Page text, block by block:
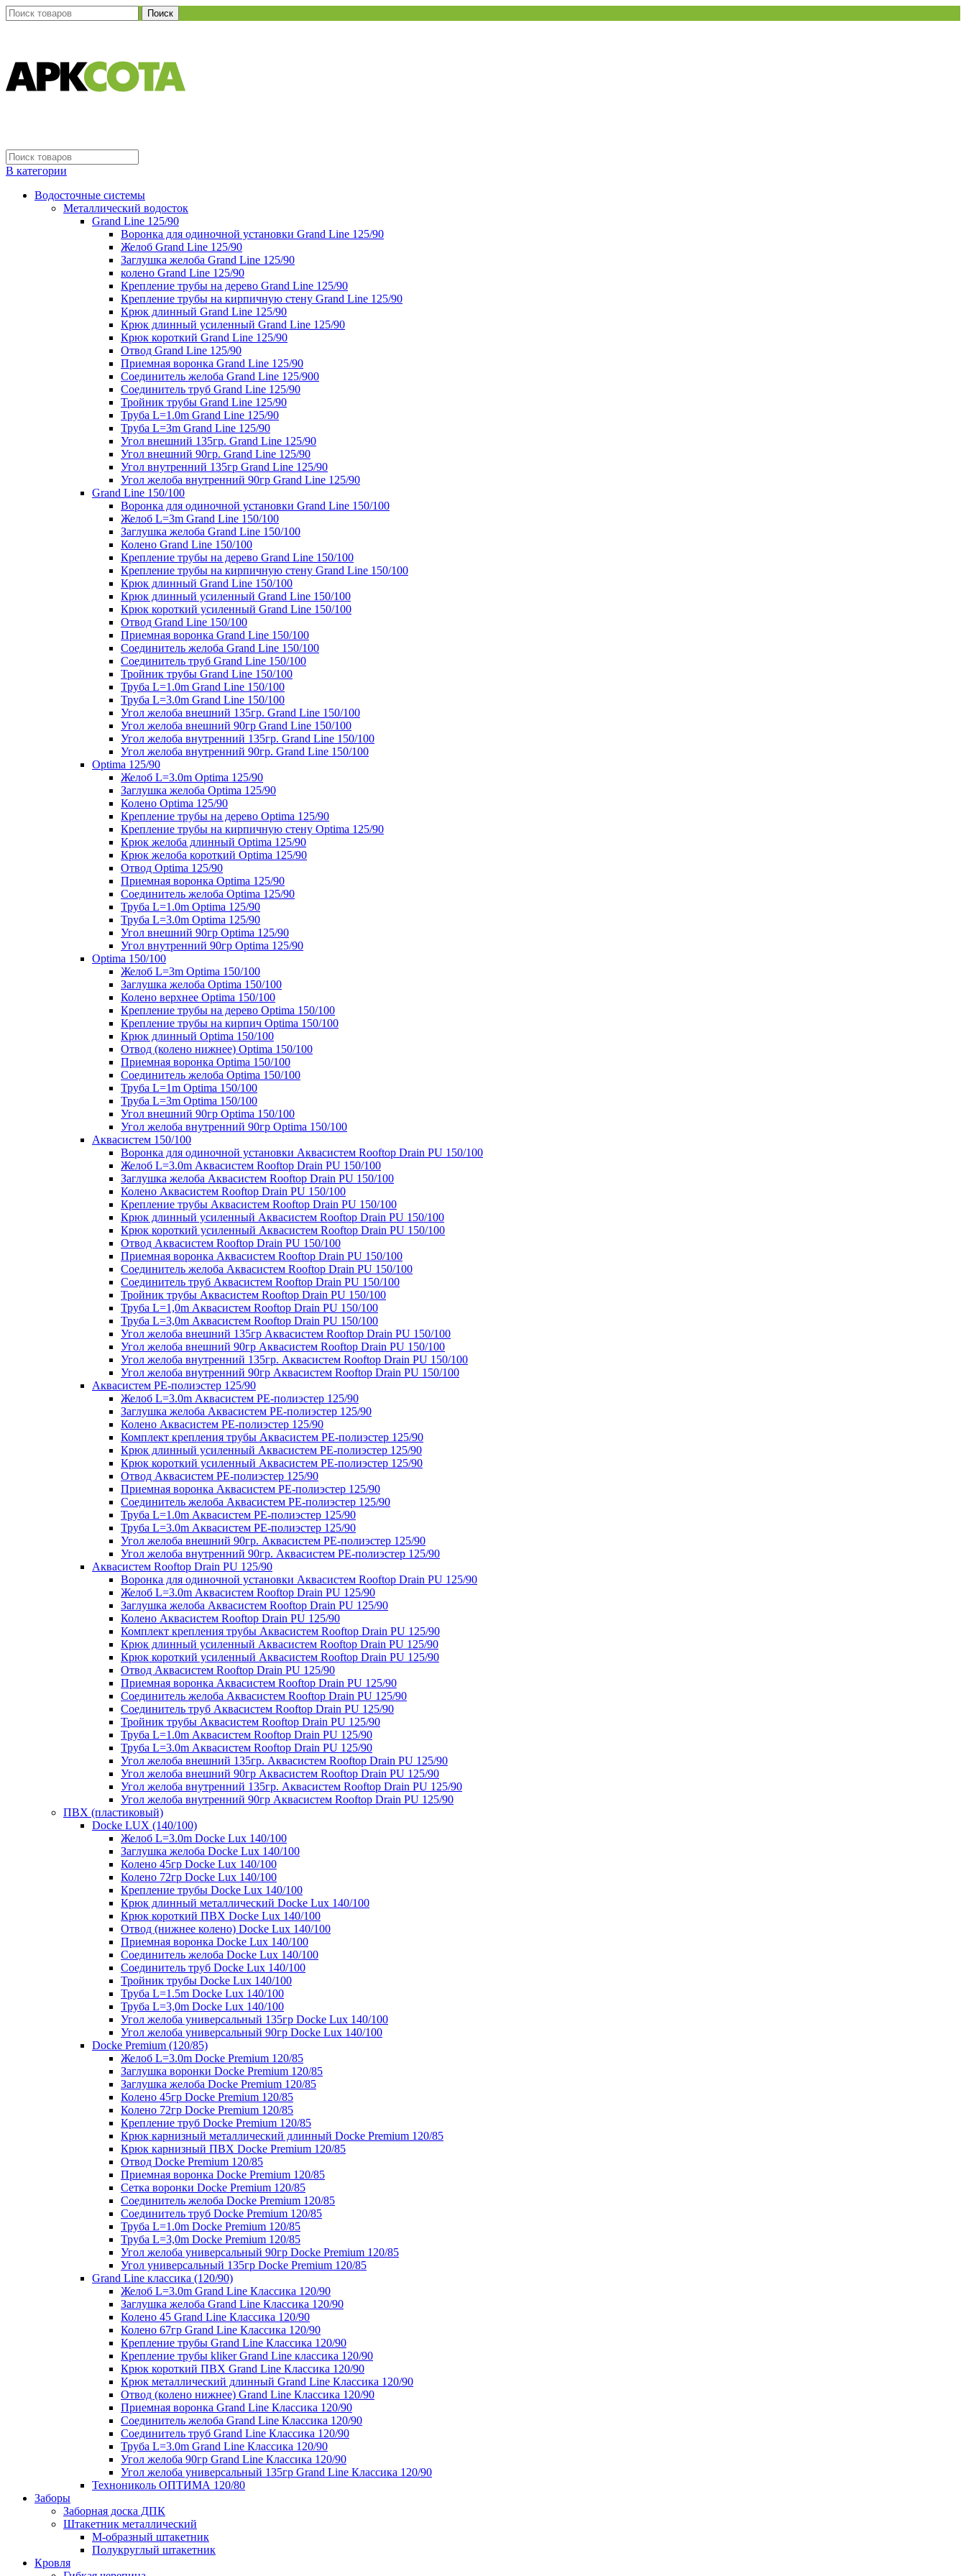
Поиск
В категории
Водосточные системы
Металлический водосток
Grand Line 125/90
Воронка для одиночной установки Grand Line 125/90
Желоб Grand Line 125/90
Заглушка желоба Grand Line 125/90
колено Grand Line 125/90
Крепление трубы на дерево Grand Line 125/90
Крепление трубы на кирпичную стену Grand Line 125/90
Крюк длинный Grand Line 125/90
Крюк длинный усиленный Grand Line 125/90
Крюк короткий Grand Line 125/90
Отвод Grand Line 125/90
Приемная воронка Grand Line 125/90
Соединитель желоба Grand Line 125/900
Соединитель труб Grand Line 125/90
Тройник трубы Grand Line 125/90
Труба L=1.0m Grand Line 125/90
Труба L=3m Grand Line 125/90
Угол внешний 135гр. Grand Line 125/90
Угол внешний 90гр. Grand Line 125/90
Угол внутренний 135гр Grand Line 125/90
Угол желоба внутренний 90гр Grand Line 125/90
Grand Line 150/100
Воронка для одиночной установки Grand Line 150/100
Желоб L=3m Grand Line 150/100
Заглушка желоба Grand Line 150/100
Колено Grand Line 150/100
Крепление трубы на дерево Grand Line 150/100
Крепление трубы на кирпичную стену Grand Line 150/100
Крюк длинный Grand Line 150/100
Крюк длинный усиленный Grand Line 150/100
Крюк короткий усиленный Grand Line 150/100
Отвод Grand Line 150/100
Приемная воронка Grand Line 150/100
Соединитель желоба Grand Line 150/100
Соединитель труб Grand Line 150/100
Тройник трубы Grand Line 150/100
Труба L=1.0m Grand Line 150/100
Труба L=3.0m Grand Line 150/100
Угол желоба внешний 135гр. Grand Line 150/100
Угол желоба внешний 90гр Grand Line 150/100
Угол желоба внутренний 135гр. Grand Line 150/100
Угол желоба внутренний 90гр. Grand Line 150/100
Optima 125/90
Желоб L=3.0m Optima 125/90
Заглушка желоба Optima 125/90
Колено Optima 125/90
Крепление трубы на дерево Optima 125/90
Крепление трубы на кирпичную стену Optima 125/90
Крюк желоба длинный Optima 125/90
Крюк желоба короткий Optima 125/90
Отвод Optima 125/90
Приемная воронка Optima 125/90
Соединитель желоба Optima 125/90
Труба L=1.0m Optima 125/90
Труба L=3.0m Optima 125/90
Угол внешний 90гр Optima 125/90
Угол внутренний 90гр Optima 125/90
Optima 150/100
Желоб L=3m Optima 150/100
Заглушка желоба Optima 150/100
Колено верхнее Optima 150/100
Крепление трубы на дерево Optima 150/100
Крепление трубы на кирпич Optima 150/100
Крюк длинный Optima 150/100
Отвод (колено нижнее) Optima 150/100
Приемная воронка Optima 150/100
Соединитель желоба Optima 150/100
Труба L=1m Optima 150/100
Труба L=3m Optima 150/100
Угол внешний 90гр Optima 150/100
Угол желоба внутренний 90гр Optima 150/100
Аквасистем 150/100
Воронка для одиночной установки Аквасистем Rooftop Drain PU 150/100
Желоб L=3.0m Аквасистем Rooftop Drain PU 150/100
Заглушка желоба Аквасистем Rooftop Drain PU 150/100
Колено Аквасистем Rooftop Drain PU 150/100
Крепление трубы Аквасистем Rooftop Drain PU 150/100
Крюк длинный усиленный Аквасистем Rooftop Drain PU 150/100
Крюк короткий усиленный Аквасистем Rooftop Drain PU 150/100
Отвод Аквасистем Rooftop Drain PU 150/100
Приемная воронка Аквасистем Rooftop Drain PU 150/100
Соединитель желоба Аквасистем Rooftop Drain PU 150/100
Соединитель труб Аквасистем Rooftop Drain PU 150/100
Тройник трубы Аквасистем Rooftop Drain PU 150/100
Труба L=1,0m Аквасистем Rooftop Drain PU 150/100
Труба L=3,0m Аквасистем Rooftop Drain PU 150/100
Угол желоба внешний 135гр Аквасистем Rooftop Drain PU 150/100
Угол желоба внешний 90гр Аквасистем Rooftop Drain PU 150/100
Угол желоба внутренний 135гр. Аквасистем Rooftop Drain PU 150/100
Угол желоба внутренний 90гр Аквасистем Rooftop Drain PU 150/100
Аквасистем PE-полиэстер 125/90
Желоб L=3.0m Аквасистем PE-полиэстер 125/90
Заглушка желоба Аквасистем PE-полиэстер 125/90
Колено Аквасистем PE-полиэстер 125/90
Комплект крепления трубы Аквасистем PE-полиэстер 125/90
Крюк длинный усиленный Аквасистем PE-полиэстер 125/90
Крюк короткий усиленный Аквасистем PE-полиэстер 125/90
Отвод Аквасистем РЕ-полиэстер 125/90
Приемная воронка Аквасистем PE-полиэстер 125/90
Соединитель желоба Аквасистем PE-полиэстер 125/90
Труба L=1.0m Аквасистем PE-полиэстер 125/90
Труба L=3.0m Аквасистем PE-полиэстер 125/90
Угол желоба внешний 90гр. Аквасистем PE-полиэстер 125/90
Угол желоба внутренний 90гр. Аквасистем PE-полиэстер 125/90
Аквасистем Rooftop Drain PU 125/90
Воронка для одиночной установки Аквасистем Rooftop Drain PU 125/90
Желоб L=3.0m Аквасистем Rooftop Drain PU 125/90
Заглушка желоба Аквасистем Rooftop Drain PU 125/90
Колено Аквасистем Rooftop Drain PU 125/90
Комплект крепления трубы Аквасистем Rooftop Drain PU 125/90
Крюк длинный усиленный Аквасистем Rooftop Drain PU 125/90
Крюк короткий усиленный Аквасистем Rooftop Drain PU 125/90
Отвод Аквасистем Rooftop Drain PU 125/90
Приемная воронка Аквасистем Rooftop Drain PU 125/90
Соединитель желоба Аквасистем Rooftop Drain PU 125/90
Соединитель труб Аквасистем Rooftop Drain PU 125/90
Тройник трубы Аквасистем Rooftop Drain PU 125/90
Труба L=1.0m Аквасистем Rooftop Drain PU 125/90
Труба L=3.0m Аквасистем Rooftop Drain PU 125/90
Угол желоба внешний 135гр. Аквасистем Rooftop Drain PU 125/90
Угол желоба внешний 90гр Аквасистем Rooftop Drain PU 125/90
Угол желоба внутренний 135гр. Аквасистем Rooftop Drain PU 125/90
Угол желоба внутренний 90гр Аквасистем Rooftop Drain PU 125/90
ПВХ (пластиковый)
Docke LUX (140/100)
Желоб L=3.0m Docke Lux 140/100
Заглушка желоба Docke Lux 140/100
Колено 45гр Docke Lux 140/100
Колено 72гр Docke Lux 140/100
Крепление трубы Docke Lux 140/100
Крюк длинный металлический Docke Lux 140/100
Крюк короткий ПВХ Docke Lux 140/100
Отвод (нижнее колено) Docke Lux 140/100
Приемная воронка Docke Lux 140/100
Соединитель желоба Docke Lux 140/100
Соединитель труб Docke Lux 140/100
Тройник трубы Docke Lux 140/100
Труба L=1.5m Docke Lux 140/100
Труба L=3,0m Docke Lux 140/100
Угол желоба универсальный 135гр Docke Lux 140/100
Угол желоба универсальный 90гр Docke Lux 140/100
Docke Premium (120/85)
Желоб L=3.0m Docke Premium 120/85
Заглушка воронки Docke Premium 120/85
Заглушка желоба Docke Premium 120/85
Колено 45гр Docke Premium 120/85
Колено 72гр Docke Premium 120/85
Крепление труб Docke Premium 120/85
Крюк карнизный металлический длинный Docke Premium 120/85
Крюк карнизный ПВХ Docke Premium 120/85
Отвод Docke Premium 120/85
Приемная воронка Docke Premium 120/85
Сетка воронки Docke Premium 120/85
Соединитель желоба Docke Premium 120/85
Соединитель труб Docke Premium 120/85
Труба L=1.0m Docke Premium 120/85
Труба L=3,0m Docke Premium 120/85
Угол желоба универсальный 90гр Docke Premium 120/85
Угол универсальный 135гр Docke Premium 120/85
Grand Line классика (120/90)
Желоб L=3.0m Grand Line Классика 120/90
Заглушка желоба Grand Line Классика 120/90
Колено 45 Grand Line Классика 120/90
Колено 67гр Grand Line Классика 120/90
Крепление трубы Grand Line Классика 120/90
Крепление трубы kliker Grand Line классика 120/90
Крюк короткий ПВХ Grand Line Классика 120/90
Крюк металлический длинный Grand Line Классика 120/90
Отвод (колено нижнее) Grand Line Классика 120/90
Приемная воронка Grand Line Классика 120/90
Соединитель желоба Grand Line Классика 120/90
Соединитель труб Grand Line Классика 120/90
Труба L=3.0m Grand Line Классика 120/90
Угол желоба 90гр Grand Line Классика 120/90
Угол желоба универсальный 135гр Grand Line Классика 120/90
Технониколь ОПТИМА 120/80
Заборы
Заборная доска ДПК
Штакетник металлический
М-образный штакетник
Полукруглый штакетник
Кровля